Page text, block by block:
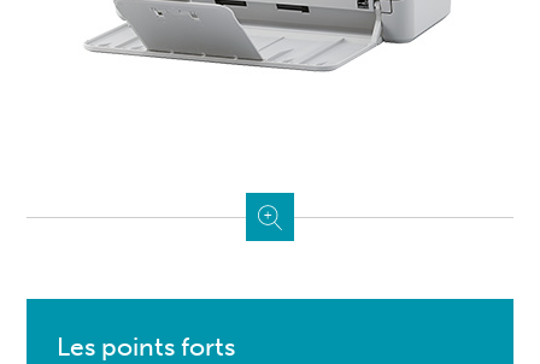
Les points forts